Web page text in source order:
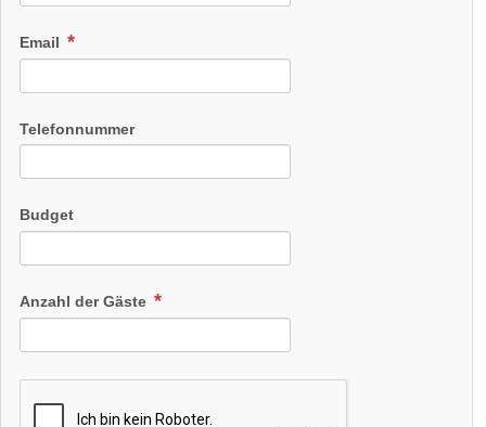
Email
Telefonnummer
Budget
Anzahl der Gäste